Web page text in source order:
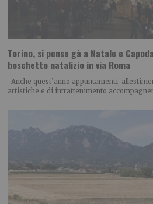
Torino, si pensa gà a Natale e
boschetto natalizio in via Roma
Anche quest’anno appuntamenti,
artistiche e di intrattenimento